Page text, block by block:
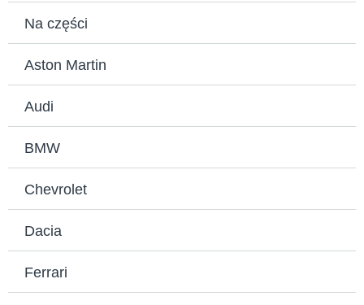
Na części
Aston Martin
Audi
BMW
Chevrolet
Dacia
Ferrari